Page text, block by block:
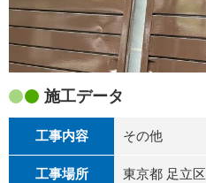
施工データ
工事内容 その他
工事場所 東京都 足立区